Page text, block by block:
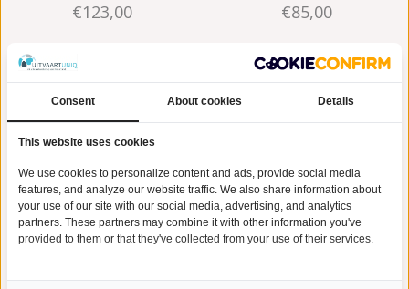
messing
€123,00
goudkleurig S - messing
€85,00
Consent About cookies Details
This website uses cookies
We use cookies to personalize content and ads, provide social media
features, and analyze our website traffic. We also share information about
your use of our site with our social media, advertising, and analytics
partners. These partners may combine it with other information you've
provided to them or that they've collected from your use of their services.